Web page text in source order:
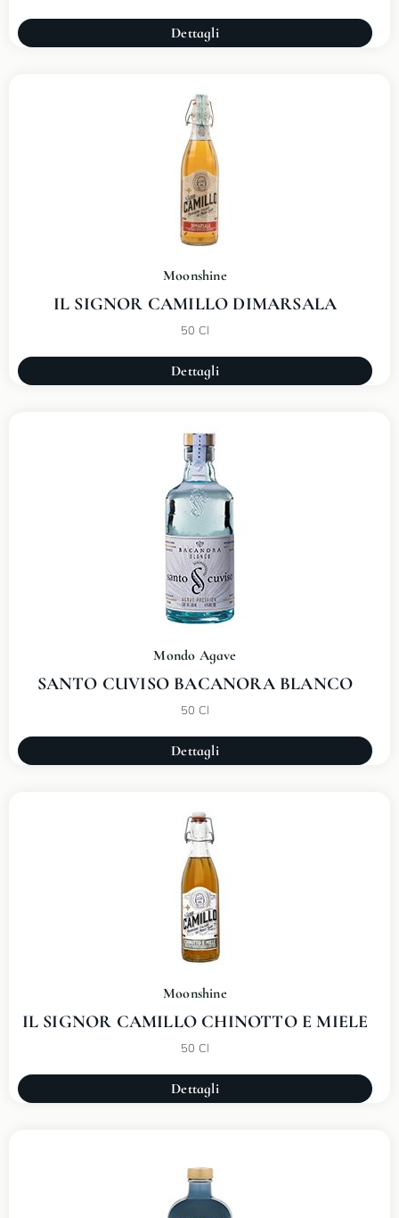
Dettagli
Moonshine
IL SIGNOR CAMILLO DIMARSALA
50 Cl
Dettagli
Mondo Agave
SANTO CUVISO BACANORA BLANCO
50 Cl
Dettagli
Moonshine
IL SIGNOR CAMILLO CHINOTTO E MIELE
50 Cl
Dettagli